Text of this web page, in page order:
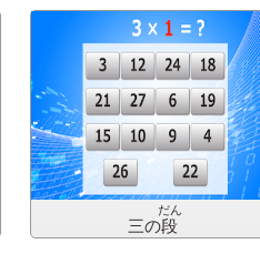
三の段
だん